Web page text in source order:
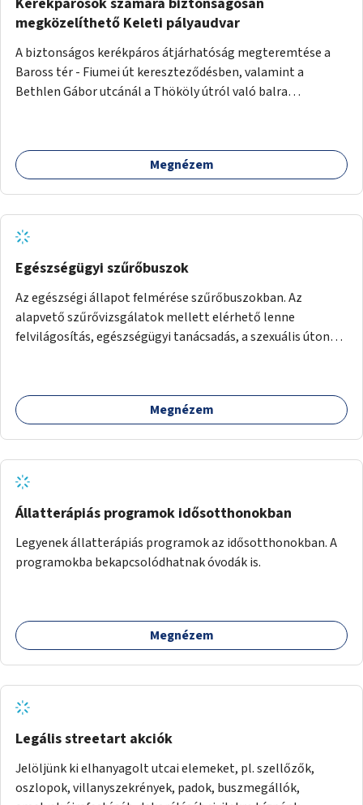
megközelíthető Keleti pályaudvar
A biztonságos kerékpáros átjárhatóság megteremtése a
Baross tér - Fiumei út kereszteződésben, valamint a
Bethlen Gábor utcánál a Thököly útról való balra
Megnézem
Egészségügyi szűrőbuszok
Az egészségi állapot felmérése szűrőbuszokban. Az
alapvető szűrővizsgálatok mellett elérhető lenne
felvilágosítás, egészségügyi tanácsadás, a szexuális úton
Megnézem
Állatterápiás programok idősotthonokban
Legyenek állatterápiás programok az idősotthonokban. A
programokba bekapcsolódhatnak óvodák is.
Megnézem
Legális streetart akciók
Jelöljünk ki elhanyagolt utcai elemeket, pl. szellőzők,
oszlopok, villanyszekrények, padok, buszmegállók,